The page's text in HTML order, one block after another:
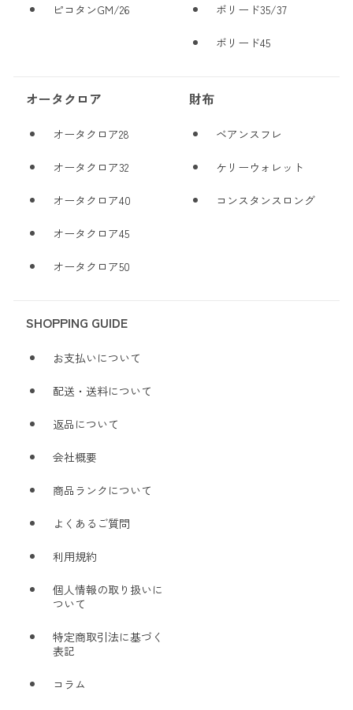
ピコタンGM/26 ボリード35/37
ボリード45
オータクロア
オータクロア28
オータクロア32
オータクロア40
オータクロア45
オータクロア50
財布
ベアンスフレ
ケリーウォレット
コンスタンスロング
SHOPPING GUIDE
お支払いについて
配送・送料について
返品について
会社概要
商品ランクについて
よくあるご質問
利用規約
個人情報の取り扱いに
ついて
特定商取引法に基づく
表記
コラム